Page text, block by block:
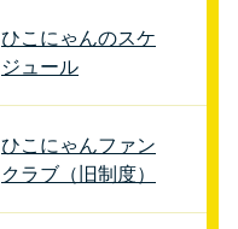
ひこにゃんのスケ
ジュール
ひこにゃんファン
クラブ（旧制度）